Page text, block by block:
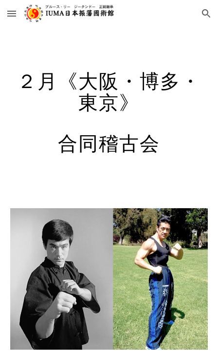
Skip to main content Skip to navigation
２月《大阪・博多・
東京》
合同稽古会